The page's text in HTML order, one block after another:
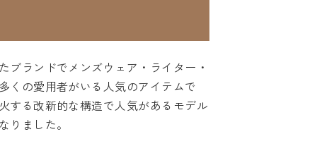
ランドでメンズウェア・ライター・
くの愛用者がいる人気のアイテムで
する改新的な構造で人気があるモデル
ました。